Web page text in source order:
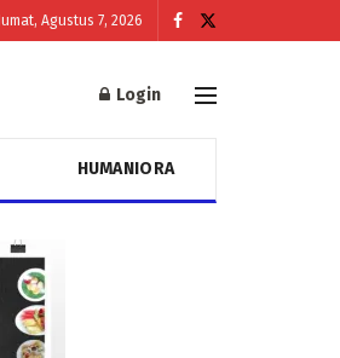
Jumat, Agustus 7, 2026
Login
HUMANIORA